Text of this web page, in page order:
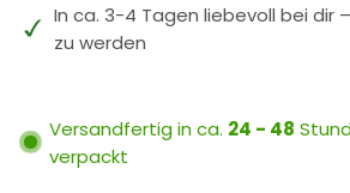
In ca. 3-4 Tagen liebevoll bei dir
zu werden
Versandfertig in ca. 24 - 48
verpackt